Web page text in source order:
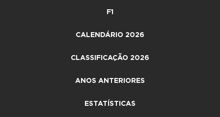
F1
CALENDÁRIO 2026
CLASSIFICAÇÃO 2026
ANOS ANTERIORES
ESTATÍSTICAS